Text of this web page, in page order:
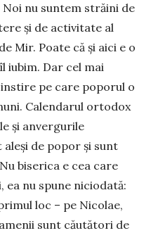
nu suntem străini de
și de activitate al
Mir. Poate că și aici e o
iubim. Dar cel mai
pe care poporul o
Calendarul ortodox
și anvergurile
de popor și sunt
biserica e cea care
nu spune niciodată:
loc – pe Nicolae,
sunt căutători de